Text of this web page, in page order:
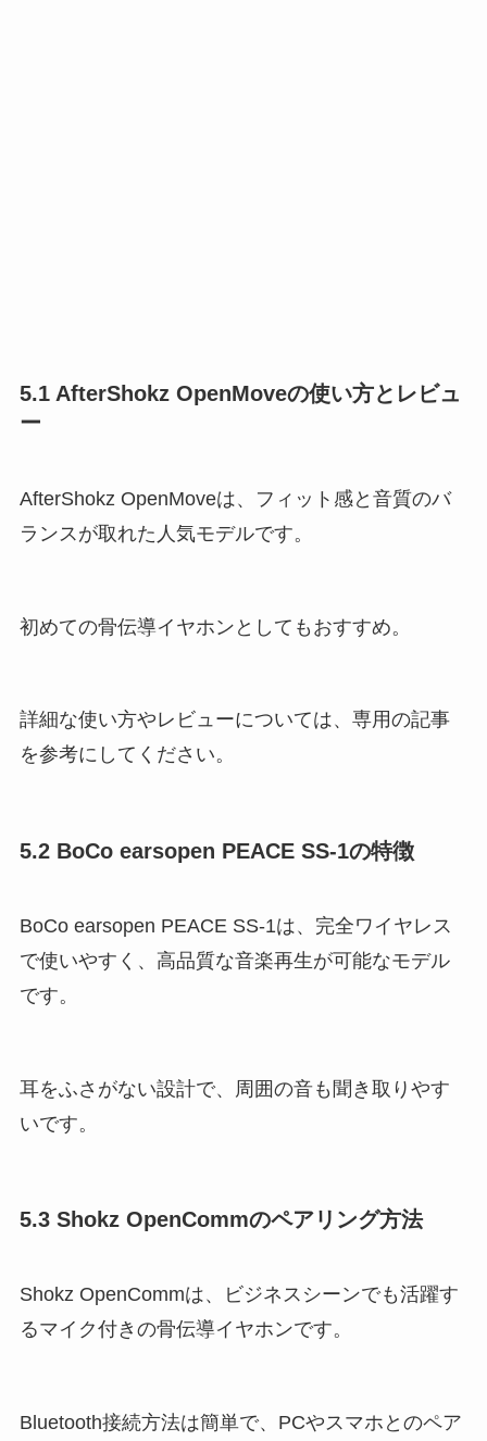
5.1 AfterShokz OpenMoveの使い方とレビュ
ー
AfterShokz OpenMoveは、フィット感と音質のバ
ランスが取れた人気モデルです。
初めての骨伝導イヤホンとしてもおすすめ。
詳細な使い方やレビューについては、専用の記事
を参考にしてください​。
5.2 BoCo earsopen PEACE SS-1の特徴
BoCo earsopen PEACE SS-1は、完全ワイヤレス
で使いやすく、高品質な音楽再生が可能なモデル
です。
耳をふさがない設計で、周囲の音も聞き取りやす
いです​。
5.3 Shokz OpenCommのペアリング方法
Shokz OpenCommは、ビジネスシーンでも活躍す
るマイク付きの骨伝導イヤホンです。
Bluetooth接続方法は簡単で、PCやスマホとのペア